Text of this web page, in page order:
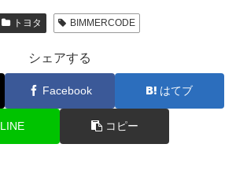
トヨタ BIMMERCODE
シェアする
Facebook はてブ
LINE コピー